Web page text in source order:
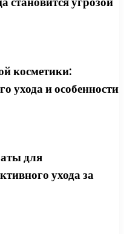
косметики:
ухода и особенности
для
ухода за